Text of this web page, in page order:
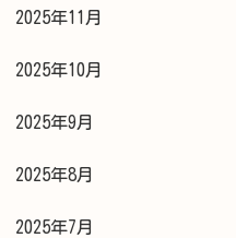
2025年11月
2025年10月
2025年9月
2025年8月
2025年7月